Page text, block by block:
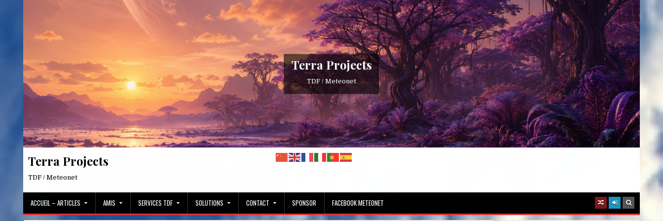
Terra Projects
TDF / Meteonet
Terra Projects
TDF / Meteonet
ACCUEIL – ARTICLES AMIS SERVICES TDF SOLUTIONS CONTACT SPONSOR FACEBOOK METEONET